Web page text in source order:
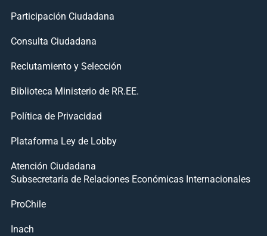
Participación Ciudadana
Consulta Ciudadana
Reclutamiento y Selección
Biblioteca Ministerio de RR.EE.
Política de Privacidad
Plataforma Ley de Lobby
Atención Ciudadana
Subsecretaría de Relaciones Económicas Internacionales
ProChile
Inach